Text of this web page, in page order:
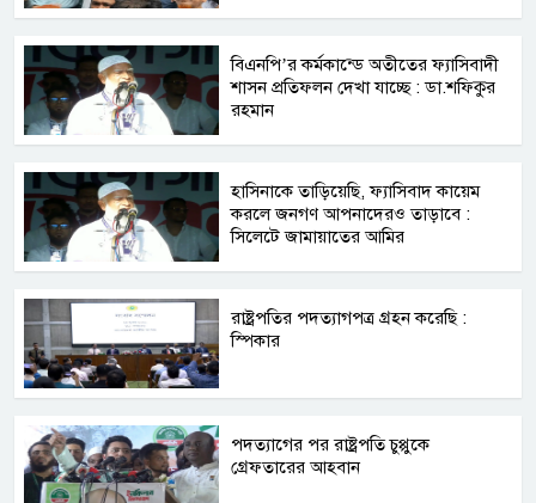
বিএনপি’র কর্মকান্ডে অতীতের ফ্যাসিবাদী
শাসন প্রতিফলন দেখা যাচ্ছে : ডা.শফিকুর
রহমান
হাসিনাকে তাড়িয়েছি, ফ্যাসিবাদ কায়েম
করলে জনগণ আপনাদেরও তাড়াবে :
সিলেটে জামায়াতের আমির
রাষ্ট্রপতির পদত্যাগপত্র গ্রহন করেছি :
স্পিকার
পদত্যাগের পর রাষ্ট্রপতি চুপ্পুকে
গ্রেফতারের আহবান